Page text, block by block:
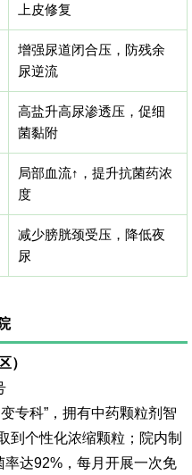
上皮修复
增强尿道闭合压，防残余
尿逆流
高盐升高尿渗透压，促细
菌黏附
局部血流↑，提升抗菌药浓
度
减少膀胱颈受压，降低夜
尿
）
专科”，拥有中药颗粒剂智
到个性化浓缩颗粒；院内制
率达92%，每月开展一次免